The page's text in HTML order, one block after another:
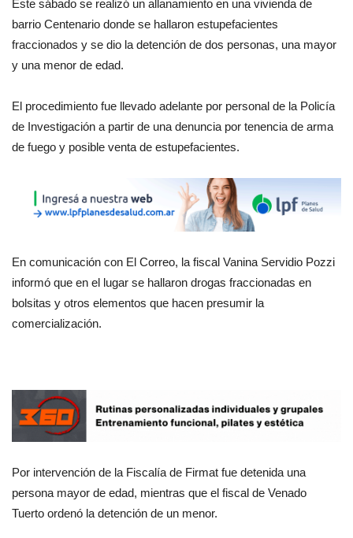
Este sábado se realizó un allanamiento en una vivienda de
barrio Centenario donde se hallaron estupefacientes
fraccionados y se dio la detención de dos personas, una mayor
y una menor de edad.
El procedimiento fue llevado adelante por personal de la Policía
de Investigación a partir de una denuncia por tenencia de arma
de fuego y posible venta de estupefacientes.
En comunicación con El Correo, la fiscal Vanina Servidio Pozzi
informó que en el lugar se hallaron drogas fraccionadas en
bolsitas y otros elementos que hacen presumir la
comercialización.
Por intervención de la Fiscalía de Firmat fue detenida una
persona mayor de edad, mientras que el fiscal de Venado
Tuerto ordenó la detención de un menor.